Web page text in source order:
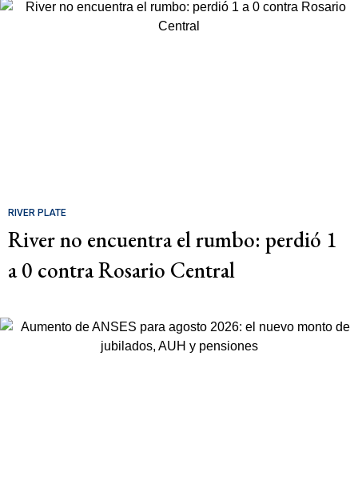
RIVER PLATE
River no encuentra el rumbo: perdió 1
a 0 contra Rosario Central